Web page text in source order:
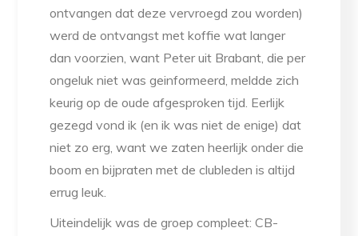
ontvangen dat deze vervroegd zou worden)
werd de ontvangst met koffie wat langer
dan voorzien, want Peter uit Brabant, die per
ongeluk niet was geinformeerd, meldde zich
keurig op de oude afgesproken tijd. Eerlijk
gezegd vond ik (en ik was niet de enige) dat
niet zo erg, want we zaten heerlijk onder die
boom en bijpraten met de clubleden is altijd
errug leuk.
Uiteindelijk was de groep compleet: CB-